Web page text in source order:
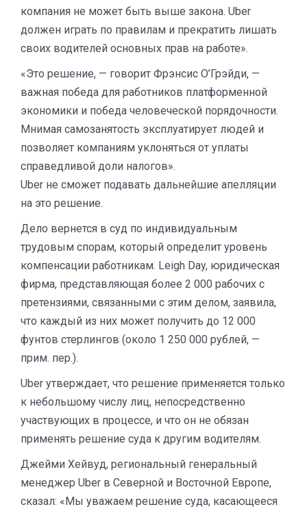
компания не может быть выше закона. Uber
должен играть по правилам и прекратить лишать
своих водителей основных прав на работе».
«Это решение, — говорит Фрэнсис О’Грэйди, —
важная победа для работников платформенной
экономики и победа человеческой порядочности.
Мнимая самозанятость эксплуатирует людей и
позволяет компаниям уклоняться от уплаты
справедливой доли налогов».
Uber не сможет подавать дальнейшие апелляции
на это решение.
Дело вернется в суд по индивидуальным
трудовым спорам, который определит уровень
компенсации работникам. Leigh Day, юридическая
фирма, представляющая более 2 000 рабочих с
претензиями, связанными с этим делом, заявила,
что каждый из них может получить до 12 000
фунтов стерлингов (около 1 250 000 рублей, —
прим. пер.).
Uber утверждает, что решение применяется только
к небольшому числу лиц, непосредственно
участвующих в процессе, и что он не обязан
применять решение суда к другим водителям.
Джейми Хейвуд, региональный генеральный
менеджер Uber в Северной и Восточной Европе,
сказал: «Мы уважаем решение суда, касающееся